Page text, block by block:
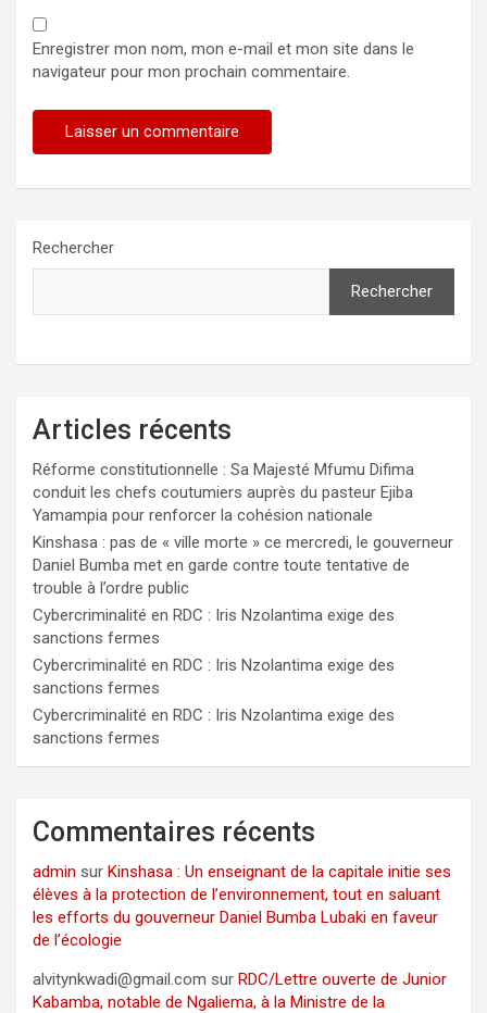
Enregistrer mon nom, mon e-mail et mon site dans le
navigateur pour mon prochain commentaire.
Rechercher
Rechercher
Articles récents
Réforme constitutionnelle : Sa Majesté Mfumu Difima
conduit les chefs coutumiers auprès du pasteur Ejiba
Yamampia pour renforcer la cohésion nationale
Kinshasa : pas de « ville morte » ce mercredi, le gouverneur
Daniel Bumba met en garde contre toute tentative de
trouble à l’ordre public
Cybercriminalité en RDC : Iris Nzolantima exige des
sanctions fermes
Cybercriminalité en RDC : Iris Nzolantima exige des
sanctions fermes
Cybercriminalité en RDC : Iris Nzolantima exige des
sanctions fermes
Commentaires récents
admin sur Kinshasa : Un enseignant de la capitale initie ses
élèves à la protection de l’environnement, tout en saluant
les efforts du gouverneur Daniel Bumba Lubaki en faveur
de l’écologie
alvitynkwadi@gmail.com sur RDC/Lettre ouverte de Junior
Kabamba, notable de Ngaliema, à la Ministre de la